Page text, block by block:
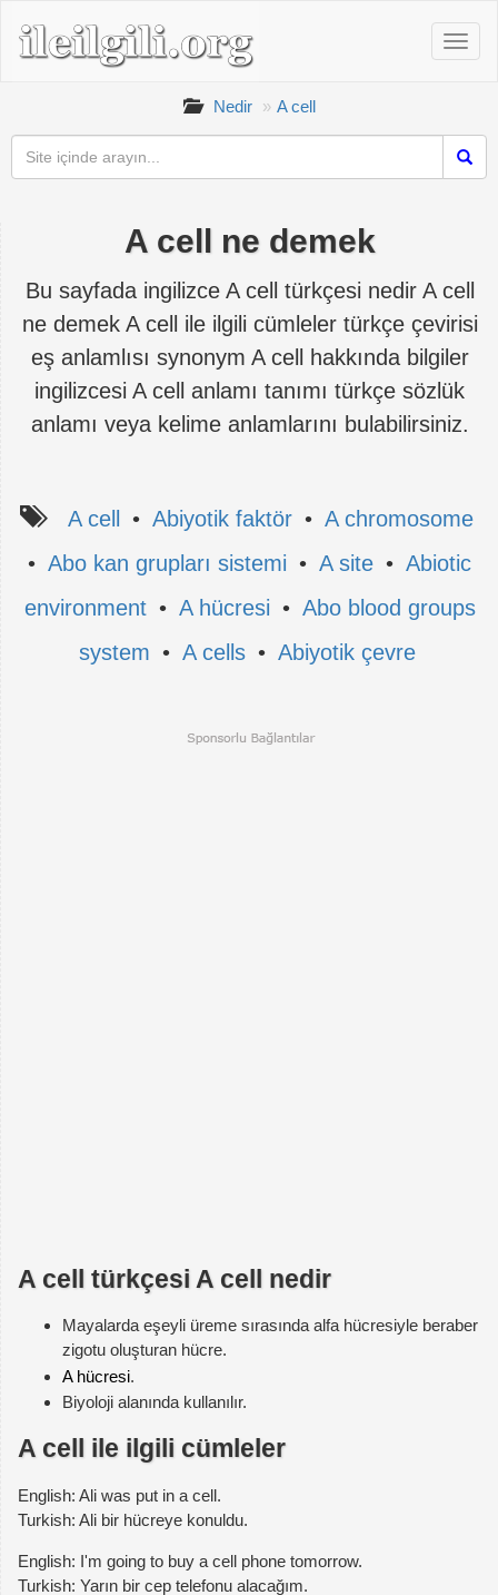
Nedir A cell
A cell ne demek
Bu sayfada ingilizce A cell türkçesi nedir A cell
ne demek A cell ile ilgili cümleler türkçe çevirisi
eş anlamlısı synonym A cell hakkında bilgiler
ingilizcesi A cell anlamı tanımı türkçe sözlük
anlamı veya kelime anlamlarını bulabilirsiniz.
A cell • Abiyotik faktör • A chromosome
• Abo kan grupları sistemi • A site • Abiotic
environment • A hücresi • Abo blood groups
system • A cells • Abiyotik çevre
A cell türkçesi A cell nedir
Mayalarda eşeyli üreme sırasında alfa hücresiyle beraber
zigotu oluşturan hücre.
A hücresi.
Biyoloji alanında kullanılır.
A cell ile ilgili cümleler
English: Ali was put in a cell.
Turkish: Ali bir hücreye konuldu.
English: I'm going to buy a cell phone tomorrow.
Turkish: Yarın bir cep telefonu alacağım.